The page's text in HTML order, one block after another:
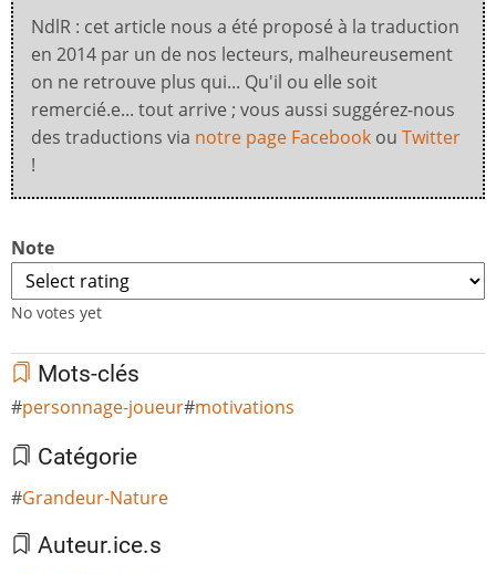
NdlR : cet article nous a été proposé à la traduction
en 2014 par un de nos lecteurs, malheureusement
on ne retrouve plus qui... Qu'il ou elle soit
remercié.e... tout arrive ; vous aussi suggérez-nous
des traductions via notre page Facebook ou Twitter
!
Note
No votes yet
Mots-clés
personnage-joueur motivations
Catégorie
Grandeur-Nature
Auteur.ice.s